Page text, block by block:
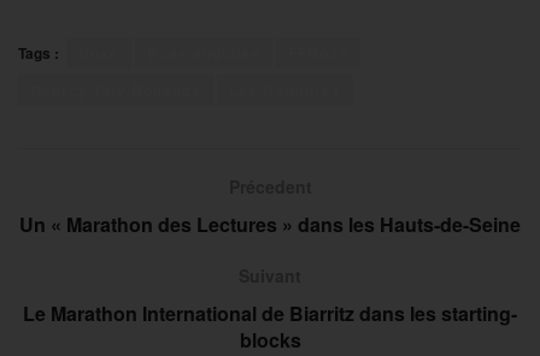
Tags :
Un « Marathon des Lectures » dans les Hauts-de-Seine
Le Marathon International de Biarritz dans les starting-
blocks